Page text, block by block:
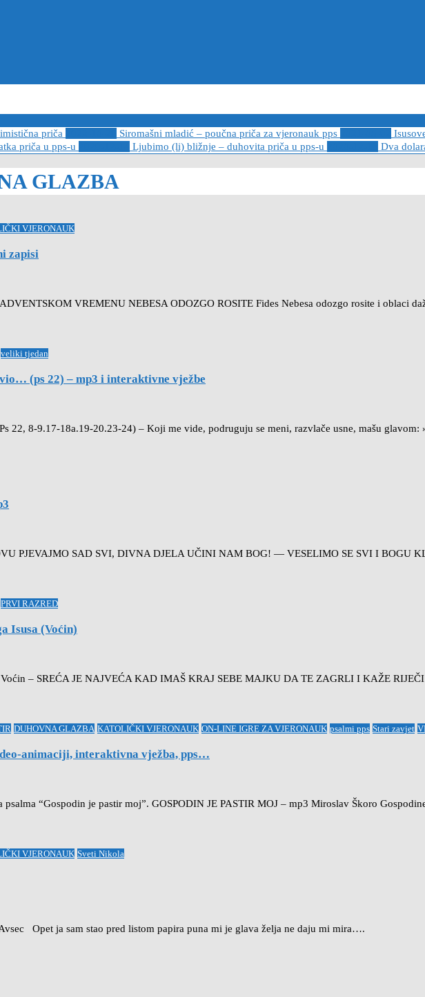
priča Siromašni mladić – poučna priča za vjeronauk pps
priča u pps-u Ljubimo (li) bližnje – duhovita priča u pps-u Dva
GLAZBA
VJERONAUK
zapisi
VREMENU NEBESA ODOZGO ROSITE Fides Nebesa odozgo rosite i oblaci
veliki tjedan
(ps 22) – mp3 i interaktivne vježbe
22, 8-9.17-18a.19-20.23-24) – Koji me vide, podruguju se meni, razvlače usne, mašu
PJEVAJMO SAD SVI, DIVNA DJELA UČINI NAM BOG! — VESELIMO SE SVI I BOGU
PRVI RAZRED
Isusa (Voćin)
– SREĆA JE NAJVEĆA KAD IMAŠ KRAJ SEBE MAJKU DA TE ZAGRLI I KAŽE
DUHOVNA GLAZBA KATOLIČKI VJERONAUK ON-LINE IGRE ZA VJERONAUK psalmi pps Stari zavjet
animaciji, interaktivna vježba, pps…
“Gospodin je pastir moj”. GOSPODIN JE PASTIR MOJ – mp3 Miroslav Škoro
VJERONAUK Sveti Nikola
Opet ja sam stao pred listom papira puna mi je glava želja ne daju mi mira….